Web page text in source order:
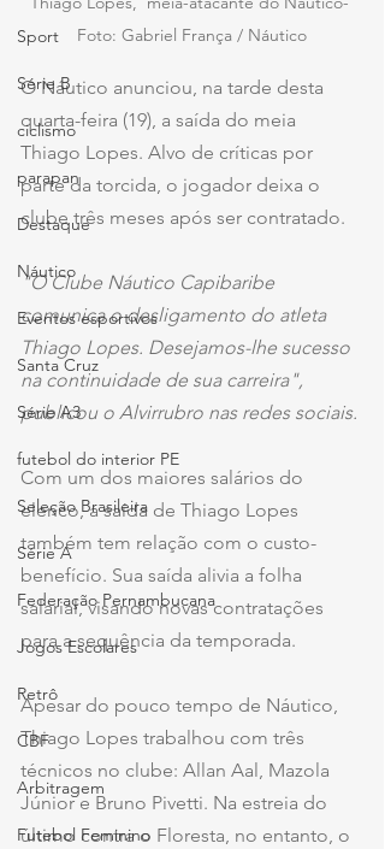
Sport
Série B
ciclismo
parapan
Destaque
Náutico
Eventos esportivos
Santa Cruz
Série A3
futebol do interior PE
Seleção Brasileira
Série A
Federação Pernambucana
Jogos Escolares
Retrô
CBF
Arbitragem
Futebol Feminino
Foto: Gabriel França / Náutico
O Náutico anunciou, na tarde desta
quarta-feira (19), a saída do meia
Thiago Lopes. Alvo de críticas por
parte da torcida, o jogador deixa o
clube três meses após ser contratado.
"O Clube Náutico Capibaribe
comunica o desligamento do atleta
Thiago Lopes. Desejamos-lhe sucesso
na continuidade de sua carreira",
publicou o Alvirrubro nas redes sociais.
Com um dos maiores salários do
elenco, a saída de Thiago Lopes
também tem relação com o custo-
benefício. Sua saída alivia a folha
salarial, visando novas contratações
para a sequência da temporada.
Apesar do pouco tempo de Náutico,
Thiago Lopes trabalhou com três
técnicos no clube: Allan Aal, Mazola
Júnior e Bruno Pivetti. Na estreia do
último contra o Floresta, no entanto, o